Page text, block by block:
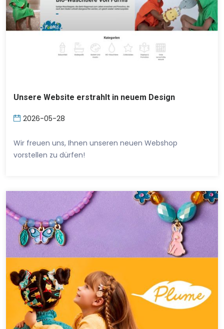
Unsere Website erstrahlt in neuem Design
2026-05-28
Wir freuen uns, Ihnen unseren neuen Webshop
vorstellen zu dürfen!